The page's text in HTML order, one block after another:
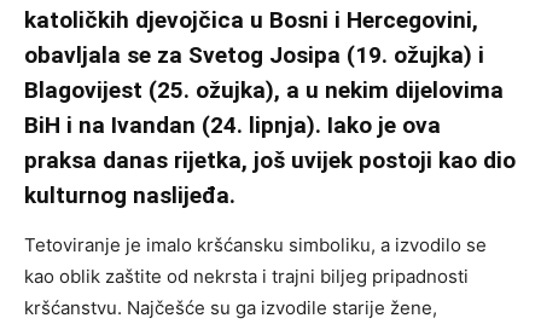
katoličkih djevojčica u Bosni i Hercegovini,
obavljala se za Svetog Josipa (19. ožujka) i
Blagovijest (25. ožujka), a u nekim dijelovima
BiH i na Ivandan (24. lipnja). Iako je ova
praksa danas rijetka, još uvijek postoji kao dio
kulturnog naslijeđa.
Tetoviranje je imalo kršćansku simboliku, a izvodilo se
kao oblik zaštite od nekrsta i trajni biljeg pripadnosti
kršćanstvu. Najčešće su ga izvodile starije žene,